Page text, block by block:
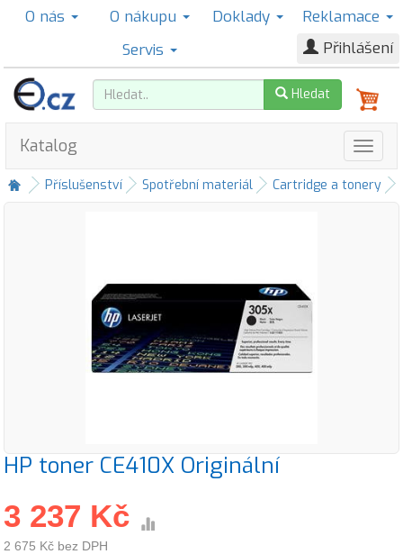
O nás O nákupu Doklady
Reklamace
Servis
Přihlášení
Hledat
Katalog
Příslušenství Spotřební materiál Cartridge a tonery
HP toner CE410X Originální
3 237 Kč
2 675 Kč bez DPH